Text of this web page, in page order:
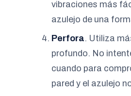
vibraciones más
azulejo de una
Perfora. Utiliza
profundo. No
cuando para
pared y el azulejo